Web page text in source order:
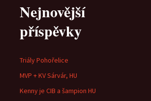
Nejnovější
příspěvky
Triály Pohořelice
MVP + KV Sárvár, HU
Kenny je CIB a šampion HU